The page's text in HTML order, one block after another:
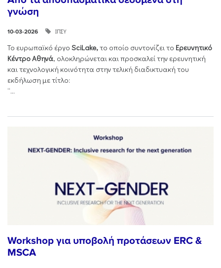
γνώση
10-03-2026 ΙΠΣΥ
Το ευρωπαϊκό έργο SciLake,το οποίο συντονίζει το Ερευνητικό
Κέντρο Αθηνά, ολοκληρώνεται και προσκαλεί την ερευνητική
και τεχνολογική κοινότητα στην τελική διαδικτυακή του
εκδήλωση με τίτλο:
“...
Workshop για υποβολή προτάσεων ERC &
MSCA